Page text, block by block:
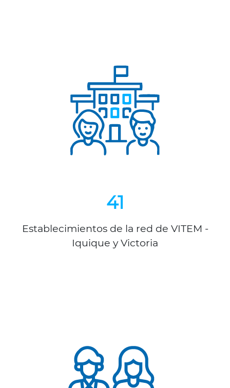
41
Establecimientos de la red de VITEM -
Iquique y Victoria